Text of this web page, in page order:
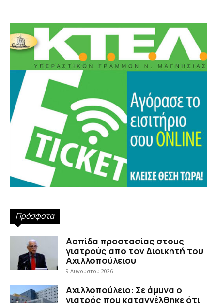
Πρόσφατα
Ασπίδα προστασίας στους
γιατρούς απο τον Διοικητή του
Αχιλλοπούλειου
9 Αυγούστου 2026
Αχιλλοπούλειο: Σε άμυνα ο
γιατρός που καταγγέλθηκε ότι